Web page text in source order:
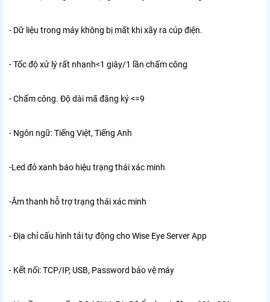
- Dữ liệu trong máy không bị mất khi xãy ra cúp điện.
- Tốc độ xử lý rất nhanh<1 giây/1 lần chấm công
- Chấm công. Độ dài mã đăng ký <=9
- Ngôn ngữ: Tiếng Việt, Tiếng Anh
-Led đỏ xanh báo hiệu trạng thái xác minh
-Âm thanh hỗ trợ trạng thái xác minh
- Địa chỉ cấu hình tải tự động cho Wise Eye Server App
- Kết nối: TCP/IP, USB, Password bảo vệ máy